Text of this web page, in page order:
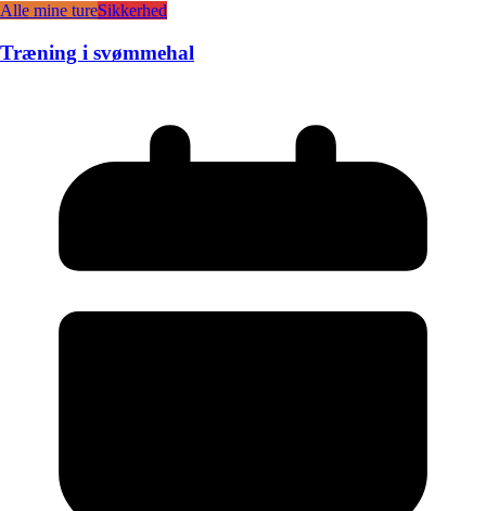
Alle mine tureSikkerhed
Træning i svømmehal